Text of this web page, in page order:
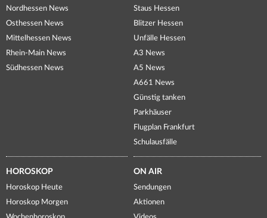
Nordhessen News
Osthessen News
Mittelhessen News
Rhein-Main News
Südhessen News
Staus Hessen
Blitzer Hessen
Unfälle Hessen
A3 News
A5 News
A661 News
Günstig tanken
Parkhäuser
Flugplan Frankfurt
Schulausfälle
HOROSKOP
Horoskop Heute
Horoskop Morgen
ON AIR
Sendungen
Aktionen